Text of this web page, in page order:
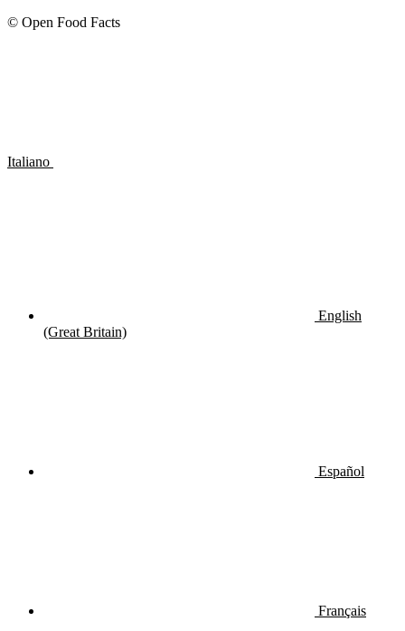
© Open Food Facts
Italiano
English
(Great Britain)
Español
Français